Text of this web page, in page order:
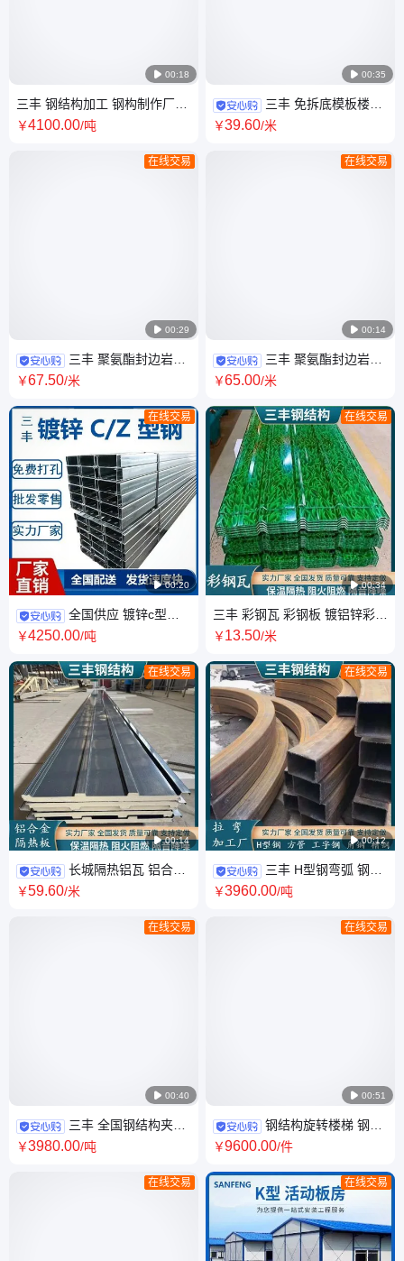
 00:18
三丰 钢结构加工 钢构制作厂家
厂房箱型柱制作生产厂家 全国
￥4100.00/吨
 00:29
在线交易
三丰 聚氨酯封边岩棉
保温板 钢结构厂房外墙复合夹
￥67.50/米
 00:20
在线交易
全国供应 镀锌c型钢 Z
型钢 几字钢衬檩 热镀锌屋面檩
￥4250.00/吨
 00:14
在线交易
长城隔热铝瓦 铝合金
聚氨酯夹芯屋面防热防水板 卡
￥59.60/米
 00:40
在线交易
三丰 全国钢结构夹层
制作安装施工一体化服务 钢构
￥3980.00/吨
在线交易
 00:35
三丰 免拆底模板楼层
板 钢筋桁架楼承板 TD3-90
￥39.60/米
 00:14
在线交易
三丰 聚氨酯封边岩棉
夹芯板 双企口暗钉式钢结构外
￥65.00/米
 00:34
在线交易
三丰 彩钢瓦 彩钢板 镀铝锌彩钢
屋面保温板 铝镁锰板屋面瓦 送
￥13.50/米
 00:12
在线交易
三丰 H型钢弯弧 钢梁
拉弯加工 角钢煨弯 方管卷圆 支
￥3960.00/吨
 00:51
在线交易
钢结构旋转楼梯 钢板
护栏钢梯 支持定制 全国施工
￥9600.00/件
在线交易